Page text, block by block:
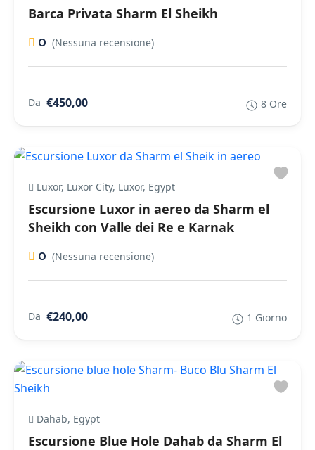
Barca Privata Sharm El Sheikh
0 (Nessuna recensione)
Da €450,00 8 Ore
Luxor, Luxor City, Luxor, Egypt
Escursione Luxor in aereo da Sharm el
Sheikh con Valle dei Re e Karnak
0 (Nessuna recensione)
Da €240,00 1 Giorno
Dahab, Egypt
Escursione Blue Hole Dahab da Sharm El